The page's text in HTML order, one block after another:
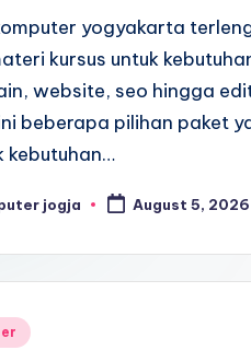
yogyakarta
kursus untuk
website, seo hingga
beberapa pilihan paket
kebutuhan…
jogja August 5, 2026